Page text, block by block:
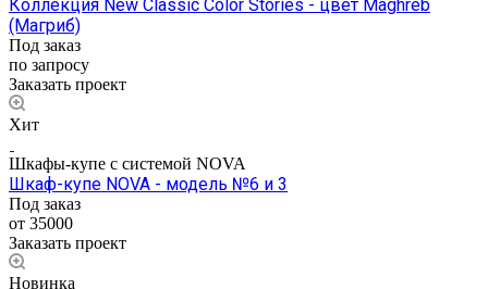
Коллекция New Classic Color Stories - цвет Maghreb
(Магриб)
Под заказ
по запросу
Заказать проект
Хит
Шкафы-купе с системой NOVA
Шкаф-купе NOVA - модель №6 и 3
Под заказ
от 35000
Заказать проект
Новинка